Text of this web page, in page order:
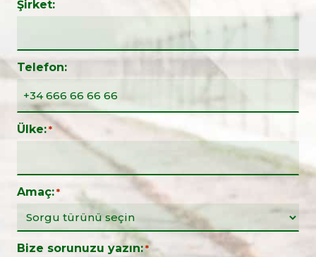
Şirket:
Telefon:
Ülke: *
Amaç: *
Bize sorunuzu yazın: *